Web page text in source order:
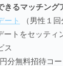
きるマッチング
ート
（男性１回
ートをセッティ
ス
円分無料招待コ